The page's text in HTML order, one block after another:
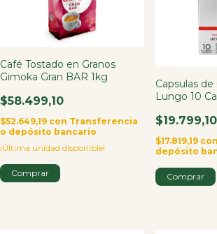
Café Tostado en Granos
Gimoka Gran BAR 1kg
$58.499,10
$52.649,19 con Transferencia
o depósito bancario
¡Última unidad disponible!
Capsulas de
Lungo 10
$19.799,10
$17.819,19 con
depósito